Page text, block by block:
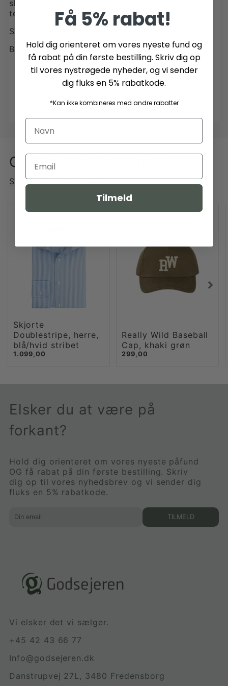
slags fodtøj. Særdeles velegnet til fodtøj med
tekniske membraner, såsom Goretex og eVent.
Sprayes nemt på fodtøjet.
Brugsanvisningen er som følger:
Sørg for, at beklædningen, der skal
behandles, er ren og tør før påføring.
Spray jævnt, fra en afstand på 10-15cm.
Lad dit tøj tørre før brug.
Godsejerens favoritter
SE ALLE PRODUKTER
Skjorte
Doublestripe, herre,
blå/hvid stribet
1.099,00
Really Wild Baseball
Cap, khaki grøn
299,00
Elsker du at være på
forkant?
Hold dig orienteret om vores nyeste påfund
OG få rabat på din første bestilling. Skriv
dig op til vores nyhedsbrev og vi sender dig
fluks en 5% rabatkode.
TILMELD
Vi elsker det vi sælger.
+45 42 43 66 77
Info@godsejeren.dk
Danstrupvej 27L, 3480 Fredensborg
Få 5% rabat!
Hold dig orienteret om vores nyeste fund og
få rabat på din første bestilling. Skriv dig op
til vores nystrøgede nyheder, og vi sender
dig fluks en 5% rabatkode.
*Kan ikke kombineres med andre rabatter
Tilmeld